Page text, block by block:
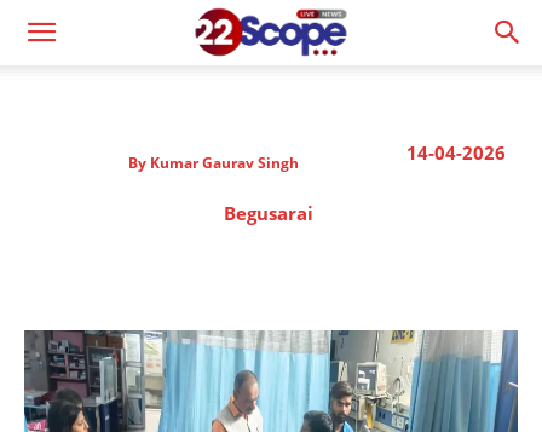
14-04-2026
By Kumar Gaurav Singh
Begusarai